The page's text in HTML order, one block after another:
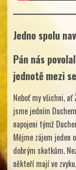
Jedno spolu
Pán nás
jednotě mezi
Neboť my všichni,
jsme jedním
napojeni týmž
Mějme zájem jeden
dobrým skutkům.
někteří mají ve